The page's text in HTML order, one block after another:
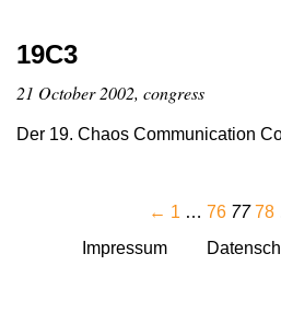
19C3
21 October 2002, congress
Der 19. Chaos Communication
← 1 … 76 77 78
Impressum